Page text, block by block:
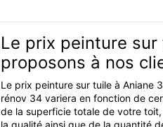
Le prix peinture
proposons à nos
Le prix peinture sur tuile à Aniane
rénov 34 variera en fonction de
de la superficie totale de votre